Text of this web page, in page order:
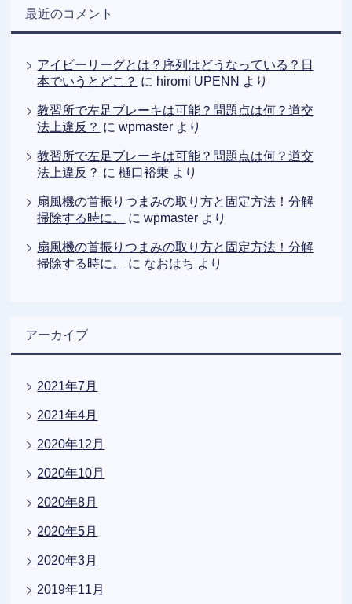
最近のコメント
アイビーリーグとは？序列はどうなっている？日
本でいうとどこ？ に hiromi UPENN より
教習所で左足ブレーキは可能？問題点は何？道交
法上違反？ にwpmaster より
教習所で左足ブレーキは可能？問題点は何？道交
法上違反？ に樋口裕乗 より
扇風機の首振りつまみの取り方と固定方法！分解
掃除する時に。
にwpmaster より
扇風機の首振りつまみの取り方と固定方法！分解
掃除する時に。
に なおはち より
アーカイブ
2021年7月
2021年4月
2020年12月
2020年10月
2020年8月
2020年5月
2020年3月
2019年11月